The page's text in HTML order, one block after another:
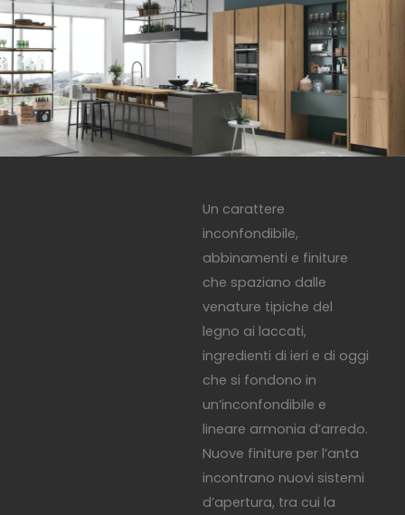
Un carattere
inconfondibile,
abbinamenti e finiture
che spaziano dalle
venature tipiche del
legno ai laccati,
ingredienti di ieri e di oggi
che si fondono in
un’inconfondibile e
lineare armonia d’arredo.
Nuove finiture per l’anta
incontrano nuovi sistemi
d’apertura, tra cui la